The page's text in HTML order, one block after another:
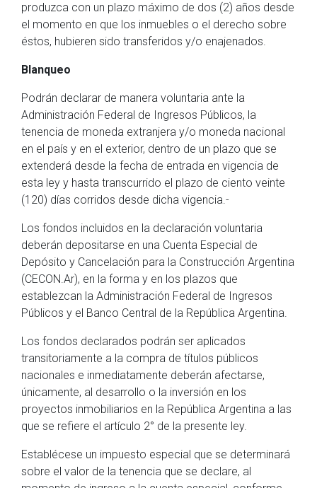
produzca con un plazo máximo de dos (2) años desde
el momento en que los inmuebles o el derecho sobre
éstos, hubieren sido transferidos y/o enajenados.
Blanqueo
Podrán declarar de manera voluntaria ante la
Administración Federal de Ingresos Públicos, la
tenencia de moneda extranjera y/o moneda nacional
en el país y en el exterior, dentro de un plazo que se
extenderá desde la fecha de entrada en vigencia de
esta ley y hasta transcurrido el plazo de ciento veinte
(120) días corridos desde dicha vigencia.-
Los fondos incluidos en la declaración voluntaria
deberán depositarse en una Cuenta Especial de
Depósito y Cancelación para la Construcción Argentina
(CECON.Ar), en la forma y en los plazos que
establezcan la Administración Federal de Ingresos
Públicos y el Banco Central de la República Argentina.
Los fondos declarados podrán ser aplicados
transitoriamente a la compra de títulos públicos
nacionales e inmediatamente deberán afectarse,
únicamente, al desarrollo o la inversión en los
proyectos inmobiliarios en la República Argentina a las
que se refiere el artículo 2° de la presente ley.
Establécese un impuesto especial que se determinará
sobre el valor de la tenencia que se declare, al